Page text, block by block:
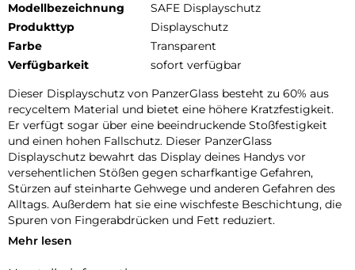
Modellbezeichnung
SAFE Displayschutz
Produkttyp
Displayschutz
Farbe
Transparent
Verfügbarkeit
sofort verfügbar
Dieser Displayschutz von PanzerGlass besteht zu 60% aus
recyceltem Material und bietet eine höhere Kratzfestigkeit.
Er verfügt sogar über eine beeindruckende Stoßfestigkeit
und einen hohen Fallschutz. Dieser PanzerGlass
Displayschutz bewahrt das Display deines Handys vor
versehentlichen Stößen gegen scharfkantige Gefahren,
Stürzen auf steinharte Gehwege und anderen Gefahren des
Alltags. Außerdem hat sie eine wischfeste Beschichtung, die
Spuren von Fingerabdrücken und Fett reduziert.
Und um es noch einfacher zu machen, haben wir eine
Mehr lesen